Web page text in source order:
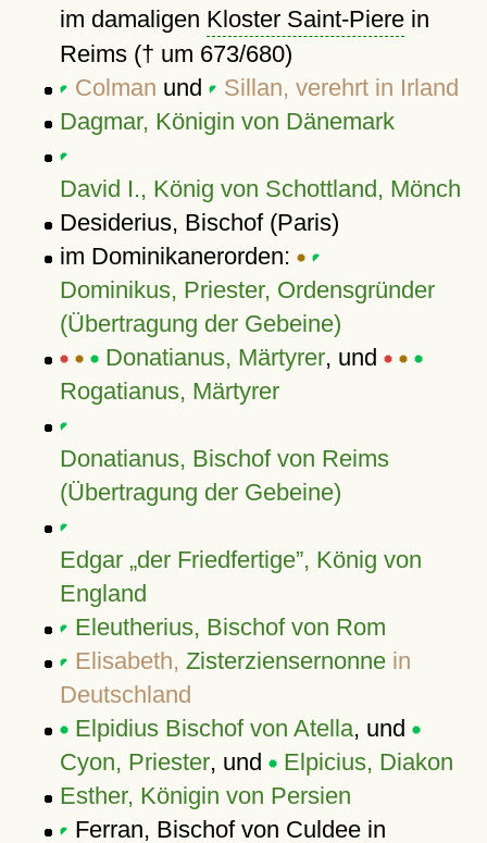
im damaligen Kloster Saint-Pierein
Reims († um 673/680)
Colman und
Sillan, verehrt in Irland
Dagmar, Königin von Dänemark
David I., König von Schottland, Mönch
Desiderius, Bischof (Paris)
im Dominikanerorden:
Dominikus, Priester, Ordensgründer
(Übertragung der Gebeine)
Donatianus, Märtyrer, und
Rogatianus, Märtyrer
Donatianus, Bischof von Reims
(Übertragung der Gebeine)
Edgar der Friedfertige , König von
England
Eleutherius, Bischof von Rom
Elisabeth, Zisterziensernonnein
Deutschland
Elpidius Bischof von Atella, und
Cyon, Priester, und
Elpicius, Diakon
Esther, Königin von Persien
Ferran, Bischof von Culdee in